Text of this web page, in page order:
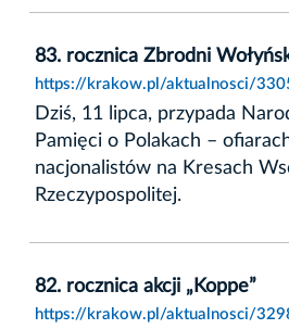
83. rocznica Zbrodni
https://krakow.pl/aktualnosci/
Dziś, 11 lipca, przypada
Pamięci o Polakach –
nacjonalistów na Kresach
Rzeczypospolitej.
82. rocznica akcji „Koppe”
https://krakow.pl/aktualnosci/